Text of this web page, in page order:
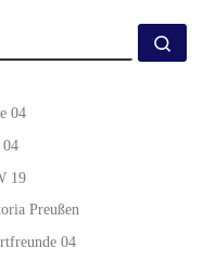
04
19
Preußen
04